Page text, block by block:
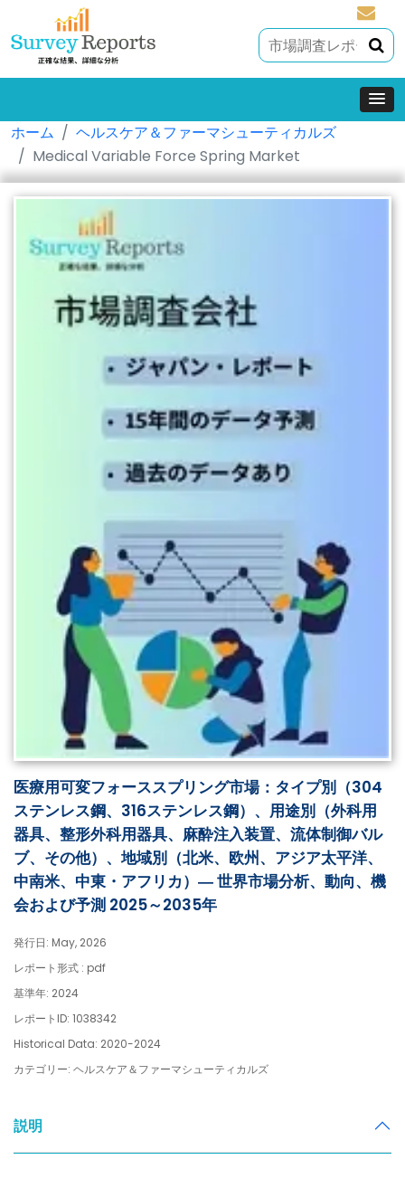
ホーム
ヘルスケア＆ファーマシューティカルズ
Medical Variable Force Spring Market
医療用可変フォーススプリング市場：タイプ別（304
ステンレス鋼、316ステンレス鋼）、用途別（外科用
器具、整形外科用器具、麻酔注入装置、流体制御バル
ブ、その他）、地域別（北米、欧州、アジア太平洋、
中南米、中東・アフリカ）― 世界市場分析、動向、機
会および予測 2025～2035年
発行日: May, 2026
レポート形式 : pdf
基準年: 2024
レポートID: 1038342
Historical Data: 2020-2024
カテゴリー: ヘルスケア＆ファーマシューティカルズ
説明